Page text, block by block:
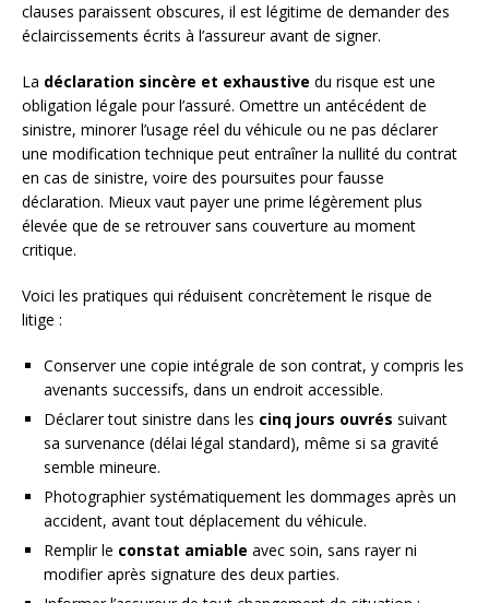
clauses paraissent obscures, il est légitime de demander des
éclaircissements écrits à l’assureur avant de signer.
La déclaration sincère et exhaustive du risque est une
obligation légale pour l’assuré. Omettre un antécédent de
sinistre, minorer l’usage réel du véhicule ou ne pas déclarer
une modification technique peut entraîner la nullité du contrat
en cas de sinistre, voire des poursuites pour fausse
déclaration. Mieux vaut payer une prime légèrement plus
élevée que de se retrouver sans couverture au moment
critique.
Voici les pratiques qui réduisent concrètement le risque de
litige :
Conserver une copie intégrale de son contrat, y compris les
avenants successifs, dans un endroit accessible.
Déclarer tout sinistre dans les cinq jours ouvrés suivant
sa survenance (délai légal standard), même si sa gravité
semble mineure.
Photographier systématiquement les dommages après un
accident, avant tout déplacement du véhicule.
Remplir le constat amiable avec soin, sans rayer ni
modifier après signature des deux parties.